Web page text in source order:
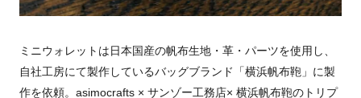
ミニウォレットは日本国産の帆布生地・革・パーツを使用し、
自社工房にて製作しているバッグブランド「横浜帆布鞄」に製
作を依頼。 asimocrafts × サンゾー工務店× 横浜帆布鞄のトリプ